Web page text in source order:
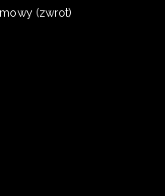
(zwrot)